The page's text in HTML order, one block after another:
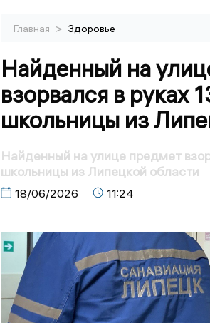
Главная > Здоровье
Найденный на
взорвался в руках
школьницы из
Найденный на улице предмет
школьницы из Липецкой области
18/06/2026 11:24